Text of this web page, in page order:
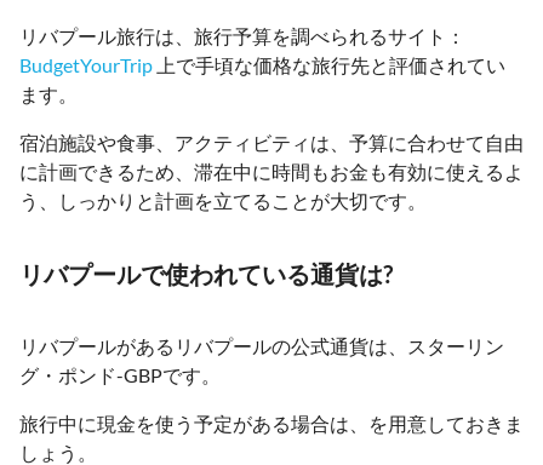
リバプール旅行は、旅行予算を調べられるサイト：
BudgetYourTrip 上で手頃な価格な旅行先と評価されてい
ます。
宿泊施設や食事、アクティビティは、予算に合わせて自由
に計画できるため、滞在中に時間もお金も有効に使えるよ
う、しっかりと計画を立てることが大切です。
リバプールで使われている通貨は?
リバプールがあるリバプールの公式通貨は、スターリン
グ・ポンド-GBPです。
旅行中に現金を使う予定がある場合は、を用意しておきま
しょう。